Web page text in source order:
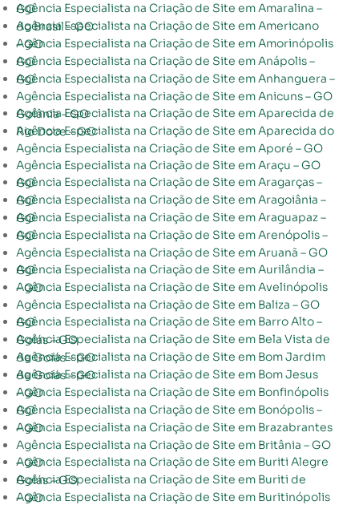
Agência Especialista na Criação de Site em Amaralina – GO
Agência Especialista na Criação de Site em Americano do Brasil – GO
Agência Especialista na Criação de Site em Amorinópolis – GO
Agência Especialista na Criação de Site em Anápolis – GO
Agência Especialista na Criação de Site em Anhanguera – GO
Agência Especialista na Criação de Site em Anicuns – GO
Agência Especialista na Criação de Site em Aparecida de Goiânia – GO
Agência Especialista na Criação de Site em Aparecida do Rio Doce – GO
Agência Especialista na Criação de Site em Aporé – GO
Agência Especialista na Criação de Site em Araçu – GO
Agência Especialista na Criação de Site em Aragarças – GO
Agência Especialista na Criação de Site em Aragoiânia – GO
Agência Especialista na Criação de Site em Araguapaz – GO
Agência Especialista na Criação de Site em Arenópolis – GO
Agência Especialista na Criação de Site em Aruanã – GO
Agência Especialista na Criação de Site em Aurilândia – GO
Agência Especialista na Criação de Site em Avelinópolis – GO
Agência Especialista na Criação de Site em Baliza – GO
Agência Especialista na Criação de Site em Barro Alto – GO
Agência Especialista na Criação de Site em Bela Vista de Goiás – GO
Agência Especialista na Criação de Site em Bom Jardim de Goiás – GO
Agência Especialista na Criação de Site em Bom Jesus de Goiás – GO
Agência Especialista na Criação de Site em Bonfinópolis – GO
Agência Especialista na Criação de Site em Bonópolis – GO
Agência Especialista na Criação de Site em Brazabrantes – GO
Agência Especialista na Criação de Site em Britânia – GO
Agência Especialista na Criação de Site em Buriti Alegre – GO
Agência Especialista na Criação de Site em Buriti de Goiás – GO
Agência Especialista na Criação de Site em Buritinópolis – GO